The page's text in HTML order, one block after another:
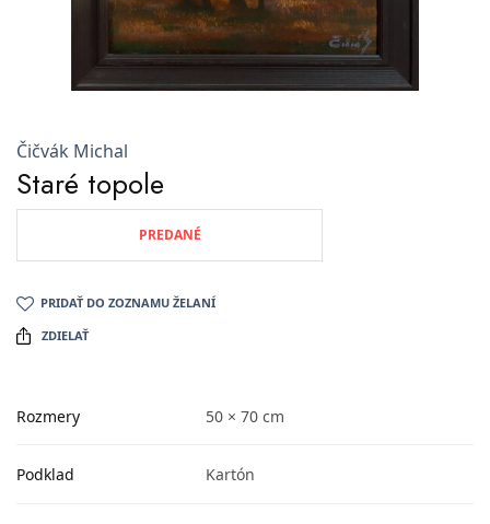
Čičvák Michal
Staré topole
PREDANÉ
PRIDAŤ DO ZOZNAMU ŽELANÍ
ZDIELAŤ
Rozmery 50 × 70 cm
Podklad Kartón